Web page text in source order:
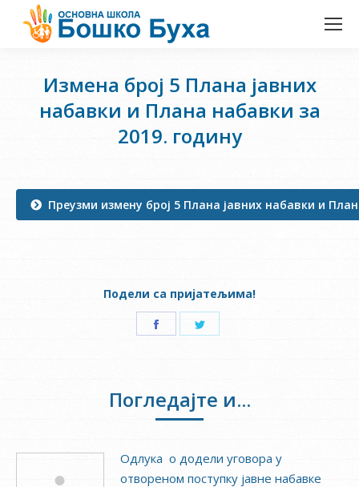
Измена број 5 Плана јавних
набавки и Плана набавки за
2019. годину
Преузми измену број 5 Плана јавних набавки и
Подели са пријатељима!
Share
Погледајте и...
Одлука о додели уговора у
отвореном поступку јавне набавке